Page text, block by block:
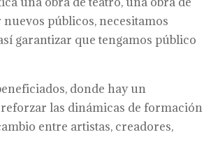
públicos, necesitamos
garantizar que tengamos público
donde hay un
las dinámicas de formación
entre artistas, creadores,